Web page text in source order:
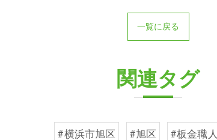
一覧に戻る
関連タグ
#横浜市旭区 #旭区 #板金職人